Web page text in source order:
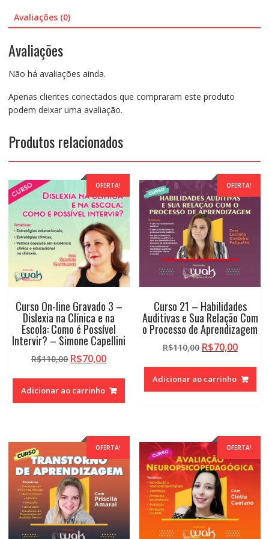
Áreas
Atuação:Onde
como
podemos
quantidade
Avaliações (0)
Avaliações
Não há avaliações ainda.
Apenas clientes conectados que compraram este produto
podem deixar uma avaliação.
Produtos relacionados
OFERTA!
Curso On-line Gravado 3 –
Dislexia na Clínica e na
Escola: Como é Possível
Intervir? – Simone Capellini
R$110,00 O
original
era:
R$70,00O
atual
é:
Adicionar ao carrinho
OFERTA!
Curso 21 – Habilidades
Auditivas e Sua Relação Com
o Processo de Aprendizagem
R$110,00 O
original
era:
R$70,00O
atual
é:
Adicionar ao carrinho
OFERTA! OFERTA!